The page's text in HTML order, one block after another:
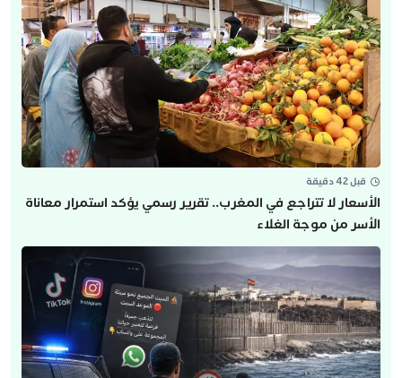
قبل 42 دقيقة
الأسعار لا تتراجع في المغرب.. تقرير رسمي يؤكد استمرار معاناة
الأسر من موجة الغلاء